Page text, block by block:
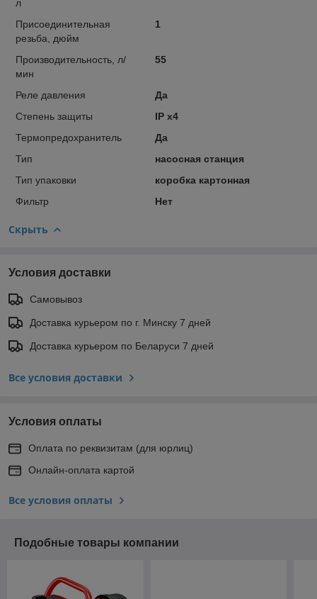
л
Присоединительная
резьба, дюйм
1
Производительность, л/
мин
55
Реле давления
Да
Степень защиты
IP x4
Термопредохранитель
Да
Тип
насосная станция
Тип упаковки
коробка картонная
Фильтр
Нет
Скрыть
Условия доставки
Самовывоз
Доставка курьером по г. Минску 7 дней
Доставка курьером по Беларуси 7 дней
Все условия доставки
Условия оплаты
Оплата по реквизитам (для юрлиц)
Онлайн-оплата картой
Все условия оплаты
Подобные товары компании